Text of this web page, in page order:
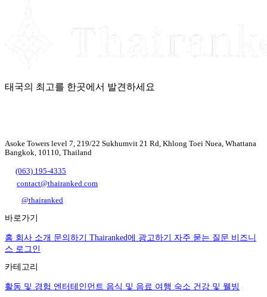
태국의 최고를 한곳에서 발견하세요
Asoke Towers level 7, 219/22 Sukhumvit 21 Rd, Khlong Toei Nuea, Whattana
Bangkok, 10110, Thailand
(063) 195-4335
contact@thairanked.com
@thairanked
바로가기
홈 회사 소개 문의하기 Thairanked에 광고하기 자주 묻는 질문 비즈니
스 로그인
카테고리
활동 및 경험 엔터테인먼트 음식 및 음료 여행 숙소 건강 및 웰빙